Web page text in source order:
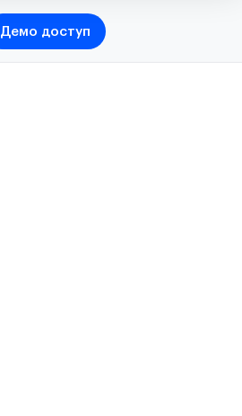
Демо доступ